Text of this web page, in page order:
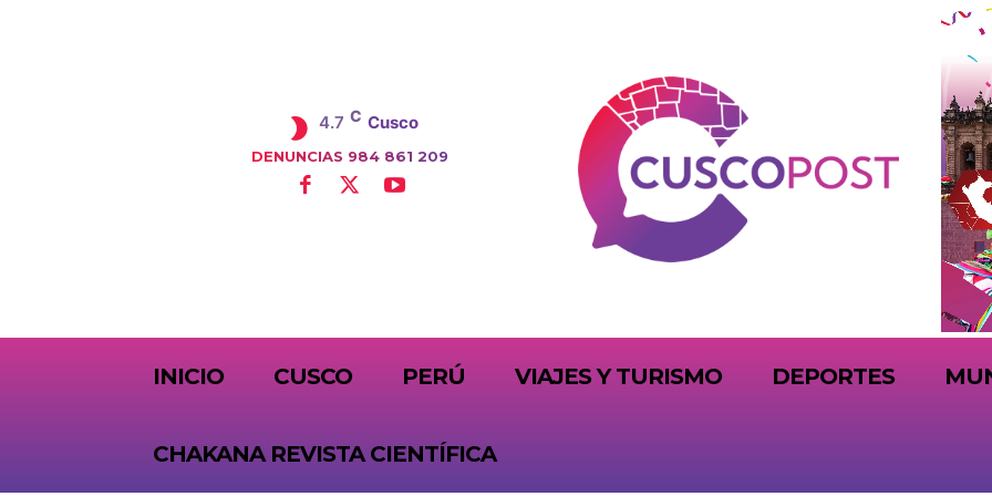
4.7 C Cusco
DENUNCIAS 984 861 209
INICIO CUSCO PERÚ VIAJES Y TURISMO DEPORTES
CHAKANA REVISTA CIENTÍFICA